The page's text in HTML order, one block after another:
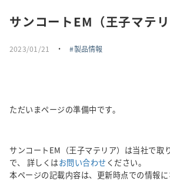
サンコートEM（王子マテリ
2023/01/21 ・ 製品情報
ただいまページの準備中です。
サンコートEM（王子マテリア）は当社で取
で、 詳しくはお問い合わせ ください。
本ページの記載内容は、更新時点での情報に